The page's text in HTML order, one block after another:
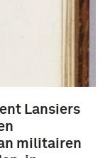
Lansiers
militairen